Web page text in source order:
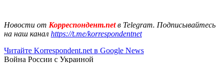
Новости от Корреспондент.netв Telegram. Подписывайтесь
на наш канал https://t.me/korrespondentnet
Читайте Korrespondent.net в Google News
Война России с Украиной